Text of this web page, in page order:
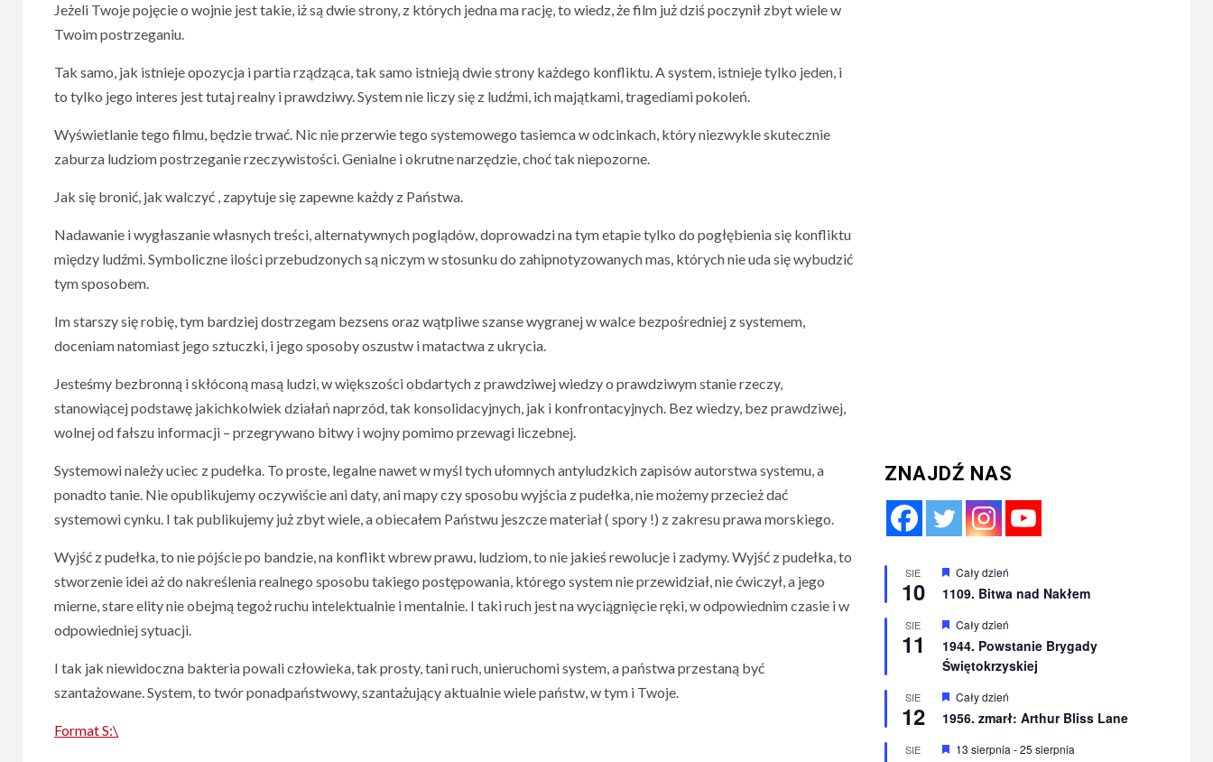
Jeżeli Twoje pojęcie o wojnie jest takie, iż są dwie strony, z których jedna ma rację, to wiedz, że film już dziś poczynił zbyt wiele w
Twoim postrzeganiu.
Tak samo, jak istnieje opozycja i partia rządząca, tak samo istnieją dwie strony każdego konfliktu. A system, istnieje tylko jeden, i
to tylko jego interes jest tutaj realny i prawdziwy. System nie liczy się z ludźmi, ich majątkami, tragediami pokoleń.
Wyświetlanie tego filmu, będzie trwać. Nic nie przerwie tego systemowego tasiemca w odcinkach, który niezwykle skutecznie
zaburza ludziom postrzeganie rzeczywistości. Genialne i okrutne narzędzie, choć tak niepozorne.
Jak się bronić, jak walczyć , zapytuje się zapewne każdy z Państwa.
Nadawanie i wygłaszanie własnych treści, alternatywnych poglądów, doprowadzi na tym etapie tylko do pogłębienia się konfliktu
między ludźmi. Symboliczne ilości przebudzonych są niczym w stosunku do zahipnotyzowanych mas, których nie uda się wybudzić
tym sposobem.
Im starszy się robię, tym bardziej dostrzegam bezsens oraz wątpliwe szanse wygranej w walce bezpośredniej z systemem,
doceniam natomiast jego sztuczki, i jego sposoby oszustw i matactwa z ukrycia.
Jesteśmy bezbronną i skłóconą masą ludzi, w większości obdartych z prawdziwej wiedzy o prawdziwym stanie rzeczy,
stanowiącej podstawę jakichkolwiek działań naprzód, tak konsolidacyjnych, jak i konfrontacyjnych. Bez wiedzy, bez prawdziwej,
wolnej od fałszu informacji – przegrywano bitwy i wojny pomimo przewagi liczebnej.
Systemowi należy uciec z pudełka. To proste, legalne nawet w myśl tych ułomnych antyludzkich zapisów autorstwa systemu, a
ponadto tanie. Nie opublikujemy oczywiście ani daty, ani mapy czy sposobu wyjścia z pudełka, nie możemy przecież dać
systemowi cynku. I tak publikujemy już zbyt wiele, a obiecałem Państwu jeszcze materiał ( spory !) z zakresu prawa morskiego.
Wyjść z pudełka, to nie pójście po bandzie, na konflikt wbrew prawu, ludziom, to nie jakieś rewolucje i zadymy. Wyjść z pudełka, to
stworzenie idei aż do nakreślenia realnego sposobu takiego postępowania, którego system nie przewidział, nie ćwiczył, a jego
mierne, stare elity nie obejmą tegoż ruchu intelektualnie i mentalnie. I taki ruch jest na wyciągnięcie ręki, w odpowiednim czasie i w
odpowiedniej sytuacji.
I tak jak niewidoczna bakteria powali człowieka, tak prosty, tani ruch, unieruchomi system, a państwa przestaną być
szantażowane. System, to twór ponadpaństwowy, szantażujący aktualnie wiele państw, w tym i Twoje.
Format S:\
ZNAJDŹ NAS
SIE
10
Wyróżnione
Cały dzień
1109. Bitwa nad Nakłem
SIE
11
Wyróżnione
Cały dzień
1944. Powstanie Brygady
Świętokrzyskiej
SIE
12
Wyróżnione
Cały dzień
1956. zmarł: Arthur Bliss Lane
SIE Wyróżnione
13 sierpnia -25 sierpnia